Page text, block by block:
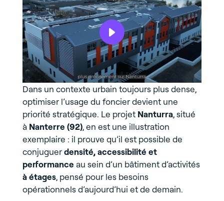
Dans un contexte urbain toujours plus dense,
optimiser l’usage du foncier devient une
priorité stratégique. Le projet Nanturra, situé
à Nanterre (92), en est une illustration
exemplaire : il prouve qu’il est possible de
conjuguerdensité, accessibilité et
performance au sein d’un bâtiment d’activités
à étages, pensé pour les besoins
opérationnels d’aujourd’hui et de demain.